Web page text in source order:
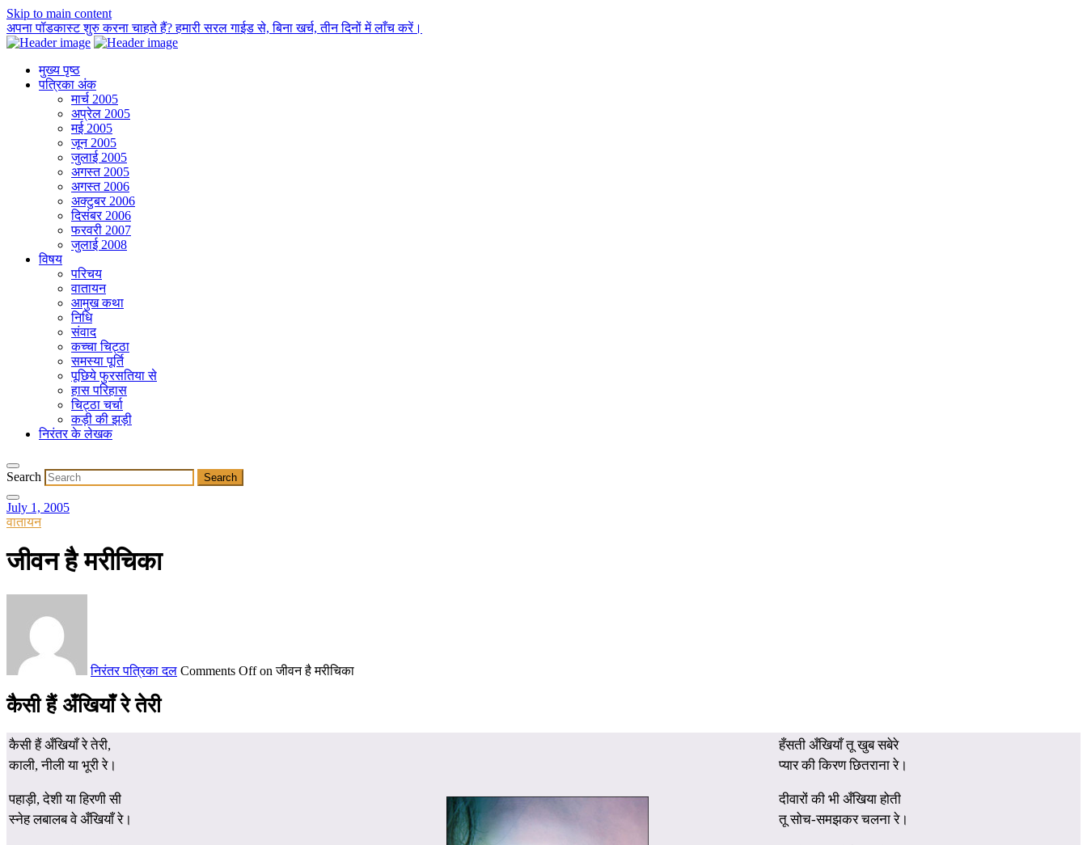
Skip to main content
अपना पॉडकास्ट शुरु करना चाहते हैं? हमारी सरल गाईड से, बिना खर्च, तीन दिनों में लाँच करें।
मुख्य पृष्ठ
पत्रिका अंक
मार्च 2005
अप्रेल 2005
मई 2005
जून 2005
जुलाई 2005
अगस्त 2005
अगस्त 2006
अक्टुबर 2006
दिसंबर 2006
फरवरी 2007
जुलाई 2008
विषय
परिचय
वातायन
आमुख कथा
निधि
संवाद
कच्चा चिट्ठा
समस्या पूर्ति
पूछिये फुरसतिया से
हास परिहास
चिट्ठा चर्चा
कड़ी की झड़ी
निरंतर के लेखक
Search
July 1, 2005
वातायन
जीवन है मरीचिका
निरंतर पत्रिका दल Comments Offon जीवन है मरीचिका
कैसी हैं अँखियाँ रे तेरी
कैसी हैं अँखियाँ रे तेरी,
काली, नीली या भूरी रे।
पहाड़ी, देशी या हिरणी सी
स्नेह लबालब वे अँखियाँ रे।
हँसती अँखियाँ तू खुब सबेरे
प्यार की किरण छितराना रे।
दीवारों की भी अँखिया होती
तू सोच-समझकर चलना रे।